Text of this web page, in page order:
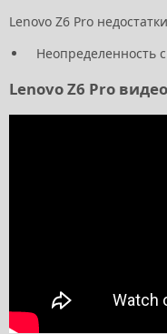
Lenovo Z6 Pro
Неопределенность
Lenovo Z6 Pro